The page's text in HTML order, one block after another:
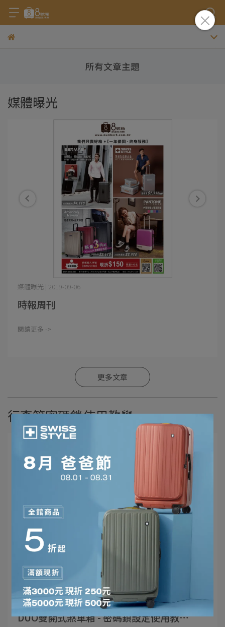
所有文章主題
媒體曝光
媒體曝光 | 2019-09-06
時報周刊
閱讀更多 ->
更多文章
行李箱密碼鎖使用教學
使用教學 | 2025-12-28
DUO雙開式煞車箱 - 密碼鎖設定使用教⋯